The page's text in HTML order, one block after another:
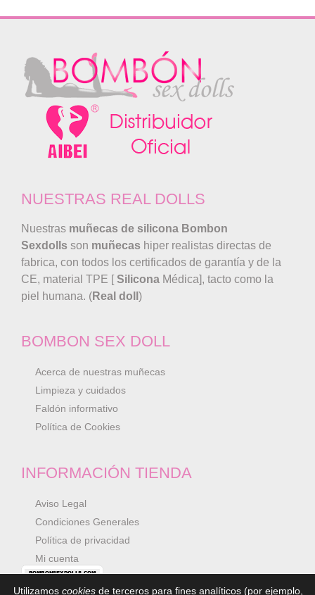
NUESTRAS REAL DOLLS
Nuestras muñecas de silicona Bombon
Sexdolls son muñecas hiper realistas directas de
fabrica, con todos los certificados de garantía y de la
CE, material TPE [Silicona Médica], tacto como la
piel humana. (Real doll )
BOMBON SEX DOLL
Acerca de nuestras muñecas
Limpieza y cuidados
Faldón informativo
Política de Cookies
INFORMACIÓN TIENDA
Aviso Legal
Condiciones Generales
Política de privacidad
Mi cuenta
Utilizamos cookies de terceros para fines analíticos (por ejemplo,